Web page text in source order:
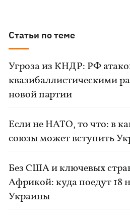
Статьи по теме
Угроза из КНДР: РФ
квазибаллистическими
новой партии
Если не НАТО, то что: в
союзы может вступить
Без США и ключевых
Африкой: куда поедут 18
Украины